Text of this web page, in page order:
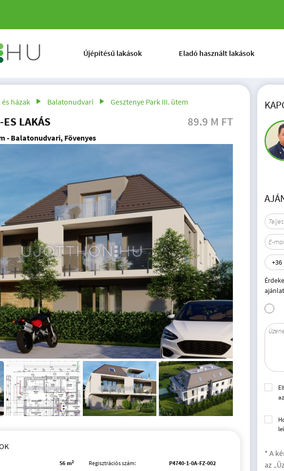
Újépítésű lakások Eladó használt lakások
házak Balatonudvari Gesztenye Park III. ütem
-ES LAKÁS
- Balatonudvari, Fövenyes
89.9 M FT
56 m2 Regisztrációs szám: P4740-1-0A-FZ-002
az
* A
az